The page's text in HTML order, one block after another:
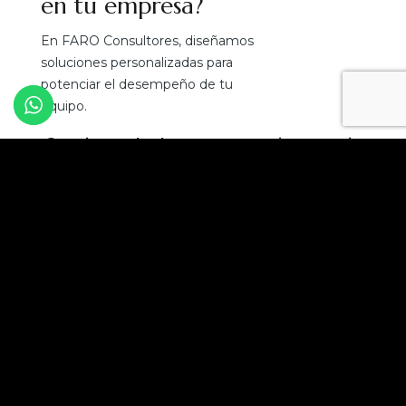
En FARO Consultores, diseñamos
soluciones personalizadas para
potenciar el desempeño de tu
equipo.
¡Convierte el talento en tu mejor ventaja